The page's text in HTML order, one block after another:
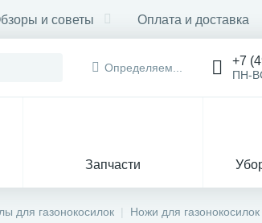
и советы Оплата и доставка
Определяем... +7
ПН-
Запчасти
для газонокосилок Ножи для газонокосилок